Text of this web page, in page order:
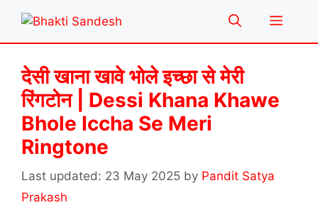
content
Menu
देसी खाना खावे भोले इच्छा से मेरी
रिंगटोन | Dessi Khana Khawe
Bhole Iccha Se Meri
Ringtone
23 May 2025 by Pandit Satya
Prakash